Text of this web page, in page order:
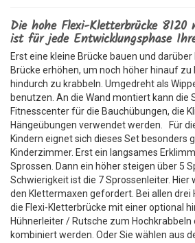
Die hohe Flexi-Kletterbrücke
ist für jede Entwicklungsphase
Erst eine kleine Brücke bauen und
Brücke erhöhen, um noch höher hinauf
hindurch zu krabbeln. Umgedreht als
benutzen. An die Wand montiert kann die
Fitnesscenter für die Bauchübungen, die
Hängeübungen verwendet werden. Für
Kindern eignet sich dieses Set besonders
Kinderzimmer. Erst ein langsames
Sprossen. Dann ein höher steigen über 5
Schwierigkeit ist die 7 Sprossenleiter. Hier
den Klettermaxen gefordert. Bei allen drei
die Flexi-Kletterbrücke mit einer optional
Hühnerleiter / Rutsche zum
kombiniert werden. Oder Sie wählen aus